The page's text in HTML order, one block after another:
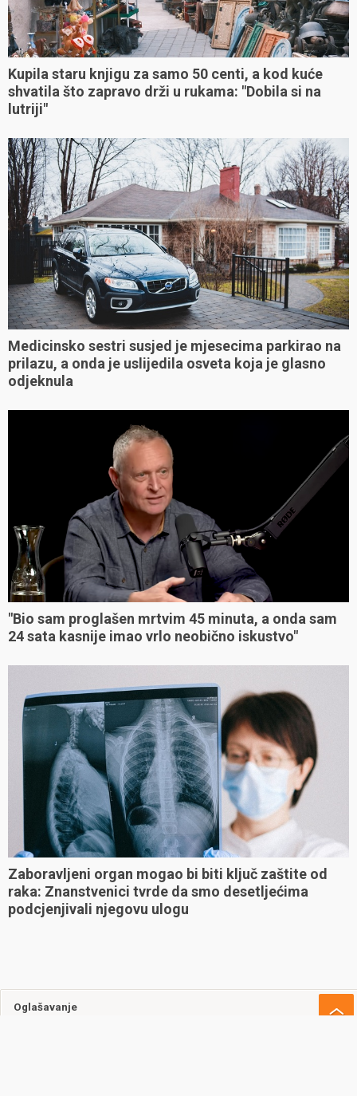
Kupila staru knjigu za samo 50 centi, a kod kuće
shvatila što zapravo drži u rukama: "Dobila si na
lutriji"
Medicinsko sestri susjed je mjesecima parkirao na
prilazu, a onda je uslijedila osveta koja je glasno
odjeknula
"Bio sam proglašen mrtvim 45 minuta, a onda sam
24 sata kasnije imao vrlo neobično iskustvo"
Zaboravljeni organ mogao bi biti ključ zaštite od
raka: Znanstvenici tvrde da smo desetljećima
podcjenjivali njegovu ulogu
Oglašavanje